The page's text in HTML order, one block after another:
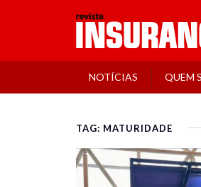
NOTÍCIAS QUEM
TAG: MATURIDADE